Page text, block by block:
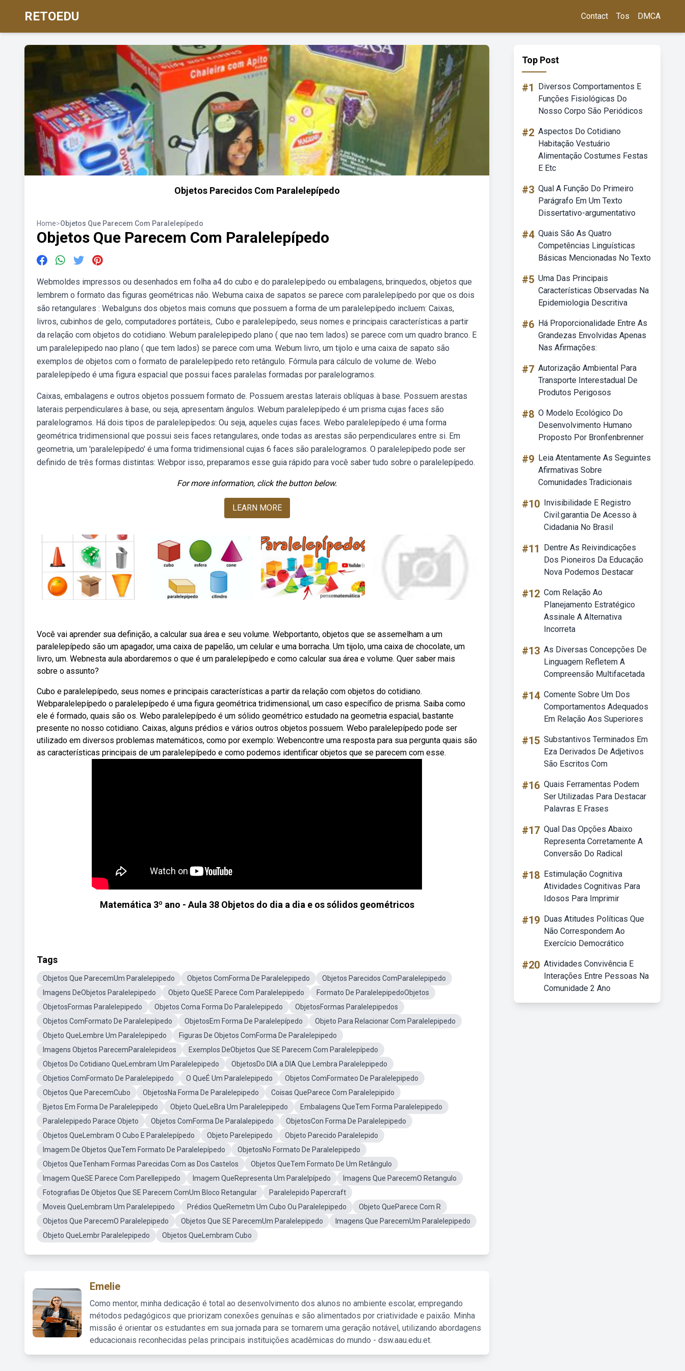
RETOEDU Contact Tos DMCA
Objetos Parecidos Com Paralelepípedo
Home>Objetos Que Parecem Com Paralelepípedo
Objetos Que Parecem Com Paralelepípedo
Webmoldes impressos ou desenhados em folha a4 do cubo e do paralelepípedo ou embalagens, brinquedos, objetos que
lembrem o formato das figuras geométricas não. Webuma caixa de sapatos se parece com paralelepípedo por que os dois
são retangulares : Webalguns dos objetos mais comuns que possuem a forma de um paralelepípedo incluem: Caixas,
livros, cubinhos de gelo, computadores portáteis,. Cubo e paralelepípedo, seus nomes e principais características a partir
da relação com objetos do cotidiano. Webum paralelepipedo plano ( que nao tem lados) se parece com um quadro branco. E
um paralelepipedo nao plano ( que tem lados) se parece com uma. Webum livro, um tijolo e uma caixa de sapato são
exemplos de objetos com o formato de paralelepípedo reto retângulo. Fórmula para cálculo de volume de. Webo
paralelepípedo é uma figura espacial que possui faces paralelas formadas por paralelogramos.
Caixas, embalagens e outros objetos possuem formato de. Possuem arestas laterais oblíquas à base. Possuem arestas
laterais perpendiculares à base, ou seja, apresentam ângulos. Webum paralelepípedo é um prisma cujas faces são
paralelogramos. Há dois tipos de paralelepípedos: Ou seja, aqueles cujas faces. Webo paralelepípedo é uma forma
geométrica tridimensional que possui seis faces retangulares, onde todas as arestas são perpendiculares entre si. Em
geometria, um 'paralelepípedo' é uma forma tridimensional cujas 6 faces são paralelogramos. O paralelepípedo pode ser
definido de três formas distintas: Webpor isso, preparamos esse guia rápido para você saber tudo sobre o paralelepípedo.
For more information, click the button below.
LEARN MORE
Você vai aprender sua definição, a calcular sua área e seu volume. Webportanto, objetos que se assemelham a um
paralelepípedo são um apagador, uma caixa de papelão, um celular e uma borracha. Um tijolo, uma caixa de chocolate, um
livro, um. Webnesta aula abordaremos o que é um paralelepípedo e como calcular sua área e volume. Quer saber mais
sobre o assunto?
Cubo e paralelepípedo, seus nomes e principais características a partir da relação com objetos do cotidiano.
Webparalelepípedo o paralelepípedo é uma figura geométrica tridimensional, um caso específico de prisma. Saiba como
ele é formado, quais são os. Webo paralelepípedo é um sólido geométrico estudado na geometria espacial, bastante
presente no nosso cotidiano. Caixas, alguns prédios e vários outros objetos possuem. Webo paralelepípedo pode ser
utilizado em diversos problemas matemáticos, como por exemplo: Webencontre uma resposta para sua pergunta quais são
as características principais de um paralelepípedo e como podemos identificar objetos que se parecem com esse.
Matemática 3º ano - Aula 38 Objetos do dia a dia e os sólidos geométricos
Tags
Objetos Que ParecemUm Paralelepipedo Objetos ComForma De Paralelepipedo
Objetos Parecidos ComParalelepipedo
Imagens DeObjetos Paralelepipedo
Objeto QueSE Parece Com Paralelepipedo
Formato De ParalelepipedoObjetos
ObjetosFormas Paralelepipedo
Objetos Coma Forma Do Paralelepipedo
ObjetosFormas Paralelepipedos
Objetos ComFormato De Paralelepípedo
ObjetosEm Forma De Paralelepípedo
Objeto Para Relacionar Com Paralelepipedo
Objeto QueLembre Um Paralelepipedo
Figuras De Objetos ComForma De Paralelepipedo
Imagens Objetos ParecemParalelepideos
Exemplos DeObjetos Que SE Parecem Com Paralelepípedo
Objetos Do Cotidiano QueLembram Um Paralelepipedo
ObjetosDo DIA a DIA Que Lembra Paralelepipedo
Objetios ComFormato De Paralelepipedo
O QueÉ Um Paralelepipedo
Objetos ComFormateo De Paralelepipedo
Objetos Que ParecemCubo
ObjetosNa Forma De Paralelepipedo
Coisas QueParece Com Paralelepipido
Bjetos Em Forma De Paralelepipedo
Objeto QueLeBra Um Paralelepipedo
Embalagens QueTem Forma Paralelepipedo
Paralelepipedo Parace Objeto
Objetos ComForma De Paralalepipedo
ObjetosCon Forma De Paralelepipedo
Objetos QueLembram O Cubo E Paralelepípedo
Objeto Parelepipedo
Objeto Parecido Paralelepido
Imagem De Objetos QueTem Formato De Paralelepípedo
ObjetosNo Formato De Paralelepipedo
Objetos QueTenham Formas Parecidas Com as Dos Castelos
Objetos QueTem Formato De Um Retângulo
Imagem QueSE Parece Com Parellepipedo
Imagem QueRepresenta Um Paralelpípedo
Imagens Que ParecemO Retangulo
Fotografias De Objetos Que SE Parecem ComUm Bloco Retangular
Paralelepido Papercraft
Moveis QueLembram Um Paralelepipedo
Prédios QueRemetm Um Cubo Ou Paralelepipedo
Objeto QueParece Com R
Objetos Que ParecemO Paralelepipedo
Objetos Que SE ParecemUm Paralelepipedo
Imagens Que ParecemUm Paralelepipedo
Objeto QueLembr Paralelepipedo
Objetos QueLembram Cubo
Emelie
Como mentor, minha dedicação é total ao desenvolvimento dos alunos no ambiente escolar, empregando
métodos pedagógicos que priorizam conexões genuínas e são alimentados por criatividade e paixão. Minha
missão é orientar os estudantes em sua jornada para se tornarem uma geração notável, utilizando abordagens
educacionais reconhecidas pelas principais instituições acadêmicas do mundo - dsw.aau.edu.et.
Top Post
#1
Diversos Comportamentos E
Funções Fisiológicas Do
Nosso Corpo São Periódicos
#2 Aspectos Do Cotidiano
Habitação Vestuário
Alimentação Costumes Festas
E Etc
#3 Qual A Função Do Primeiro
Parágrafo Em Um Texto
Dissertativo-argumentativo
#4 Quais São As Quatro
Competências Linguísticas
Básicas Mencionadas No Texto
#5 Uma Das Principais
Características Observadas Na
Epidemiologia Descritiva
#6 Há Proporcionalidade Entre As
Grandezas Envolvidas Apenas
Nas Afirmações:
#7 Autorização Ambiental Para
Transporte Interestadual De
Produtos Perigosos
#8 O Modelo Ecológico Do
Desenvolvimento Humano
Proposto Por Bronfenbrenner
#9 Leia Atentamente As Seguintes
Afirmativas Sobre
Comunidades Tradicionais
#10 Invisibilidade E Registro
Civil:garantia De Acesso à
Cidadania No Brasil
#11
Dentre As Reivindicações
Dos Pioneiros Da Educação
Nova Podemos Destacar
#12 Com Relação Ao
Planejamento Estratégico
Assinale A Alternativa
Incorreta
#13 As Diversas Concepções De
Linguagem Refletem A
Compreensão Multifacetada
#14 Comente Sobre Um Dos
Comportamentos Adequados
Em Relação Aos Superiores
#15 Substantivos Terminados Em
Eza Derivados De Adjetivos
São Escritos Com
#16 Quais Ferramentas Podem
Ser Utilizadas Para Destacar
Palavras E Frases
#17 Qual Das Opções Abaixo
Representa Corretamente A
Conversão Do Radical
#18 Estimulação Cognitiva
Atividades Cognitivas Para
Idosos Para Imprimir
#19 Duas Atitudes Políticas Que
Não Correspondem Ao
Exercício Democrático
#20 Atividades Convivência E
Interações Entre Pessoas Na
Comunidade 2 Ano